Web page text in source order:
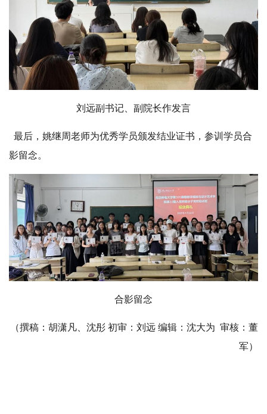
刘远副书记、副院长作发言
最后，姚继周老师为优秀学员颁发结业证书，参训学员合
影留念。
合影留念
（撰稿：胡潇凡、沈彤 初审：刘远 编辑：沈大为 审核：董
军）